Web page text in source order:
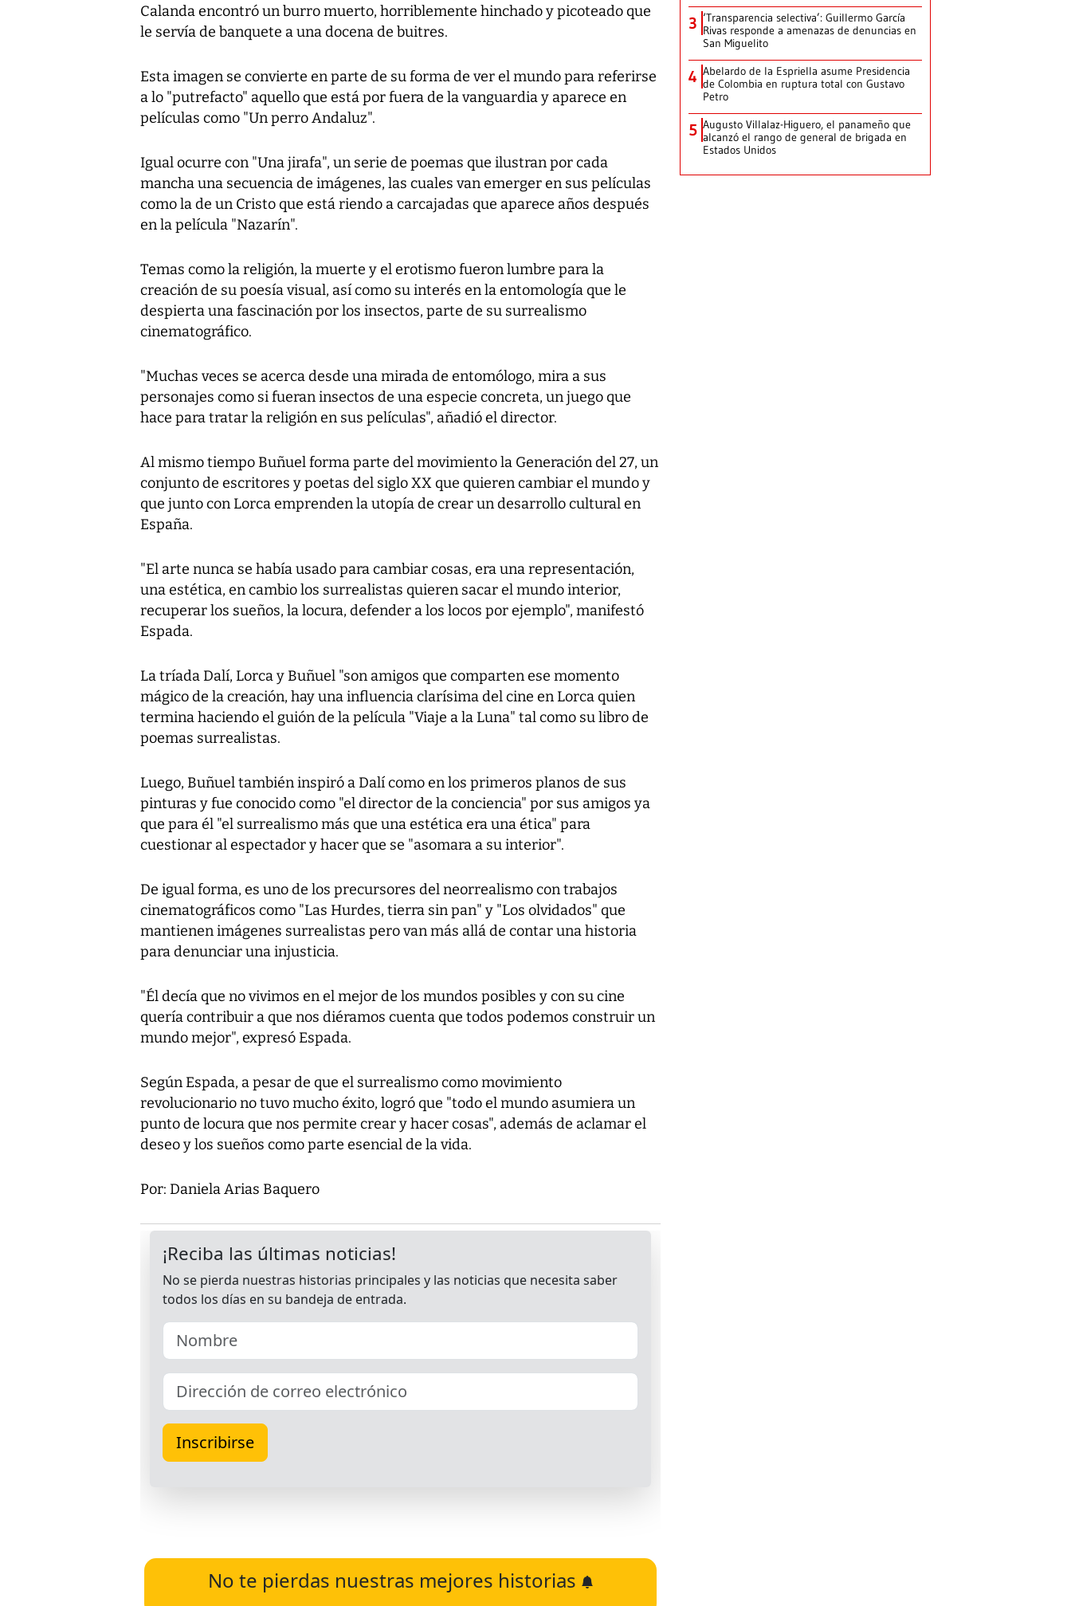
Calanda encontró un burro muerto, horriblemente hinchado y picoteado que
le servía de banquete a una docena de buitres.
Esta imagen se convierte en parte de su forma de ver el mundo para referirse
a lo "putrefacto" aquello que está por fuera de la vanguardia y aparece en
películas como "Un perro Andaluz".
Igual ocurre con "Una jirafa", un serie de poemas que ilustran por cada
mancha una secuencia de imágenes, las cuales van emerger en sus películas
como la de un Cristo que está riendo a carcajadas que aparece años después
en la película "Nazarín".
Temas como la religión, la muerte y el erotismo fueron lumbre para la
creación de su poesía visual, así como su interés en la entomología que le
despierta una fascinación por los insectos, parte de su surrealismo
cinematográfico.
"Muchas veces se acerca desde una mirada de entomólogo, mira a sus
personajes como si fueran insectos de una especie concreta, un juego que
hace para tratar la religión en sus películas", añadió el director.
Al mismo tiempoBuñuelforma parte del movimiento la Generación del 27, un
conjunto de escritores y poetas del siglo XX que quieren cambiar el mundo y
que junto con Lorca emprenden la utopía de crear un desarrollo cultural en
España.
"El arte nunca se había usado para cambiar cosas, era una representación,
una estética, en cambio los surrealistas quieren sacar el mundo interior,
recuperar los sueños, la locura, defender a los locos por ejemplo", manifestó
Espada.
La tríadaDalí, Lorca y Buñuel "son amigos que comparten ese momento
mágico de la creación, hay una influencia clarísima del cine en Lorca quien
termina haciendo el guión de la película "Viaje a la Luna" tal como su libro de
poemas surrealistas.
Luego, Buñuel también inspiró a Dalí como en los primeros planos de sus
pinturas y fue conocido como "el director de la conciencia" por sus amigos ya
que para él "el surrealismo más que una estética era una ética" para
cuestionar al espectador y hacer que se "asomara a su interior".
De igual forma, es uno de los precursores del neorrealismo con trabajos
cinematográficos como "Las Hurdes, tierra sin pan" y "Los olvidados" que
mantienen imágenes surrealistas pero van más allá de contar una historia
para denunciar una injusticia.
"Él decía que no vivimos en el mejor de los mundos posibles y con su cine
quería contribuir a que nos diéramos cuenta que todos podemos construir un
mundo mejor", expresó Espada.
Según Espada, a pesar de que el surrealismo como movimiento
revolucionario no tuvo mucho éxito, logró que "todo el mundo asumiera un
punto de locura que nos permite crear y hacer cosas", además de aclamar el
deseo y los sueños como parte esencial de la vida.
Por: Daniela Arias Baquero
No te pierdas nuestras mejores historias
3 ‘Transparencia selectiva’: Guillermo García
Rivas responde a amenazas de denuncias en
San Miguelito
4 Abelardo de la Espriella asume Presidencia
de Colombia en ruptura total con Gustavo
Petro
5 Augusto Villalaz-Higuero, el panameño que
alcanzó el rango de general de brigada en
Estados Unidos